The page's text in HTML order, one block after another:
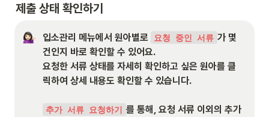
제출 상태 확인하기
입소관리 메뉴에서 원아별로 요청 중인 서류 가 몇
건인지 바로 확인할 수 있어요.
요청한 서류 상태를 자세히 확인하고 싶은 원아를 클
릭하여 상세 내용도 확인할 수 있습니다.
추가 서류 요청하기 를 통해, 요청 서류 이외의 추가